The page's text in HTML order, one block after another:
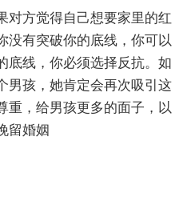
对方觉得自己想要家里的红
没有突破你的底线，你可以
底线，你必须选择反抗。如
男孩，她肯定会再次吸引这
重，给男孩更多的面子，以
留婚姻